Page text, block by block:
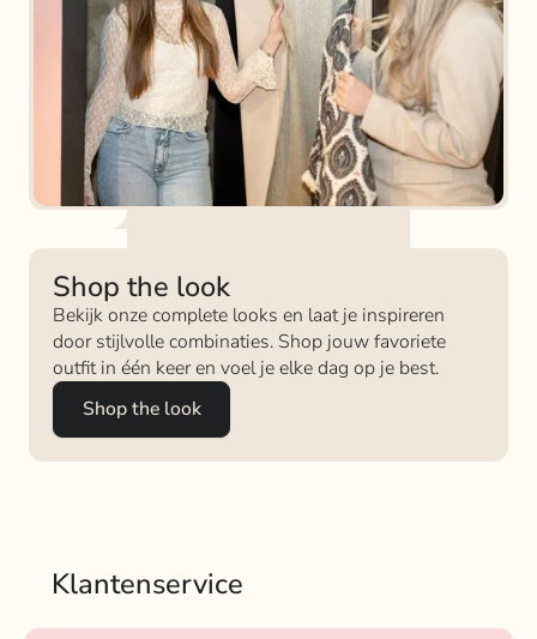
Shop the look
Bekijk onze complete looks en laat je inspireren
door stijlvolle combinaties. Shop jouw favoriete
outfit in één keer en voel je elke dag op je best.
Shop the look
Klantenservice